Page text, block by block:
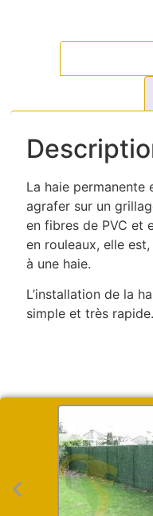
La haie permanente
agrafer sur un
en fibres de PVC et
en rouleaux, elle
à une haie.
L’installation de la
simple et très rapide.